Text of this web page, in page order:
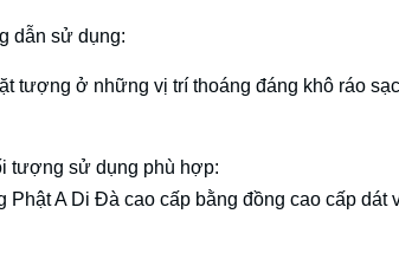
dẫn sử dụng:
tượng ở những vị trí thoáng đáng khô ráo
tượng sử dụng phù hợp:
Phật A Di Đà cao cấp bằng đồng cao cấp